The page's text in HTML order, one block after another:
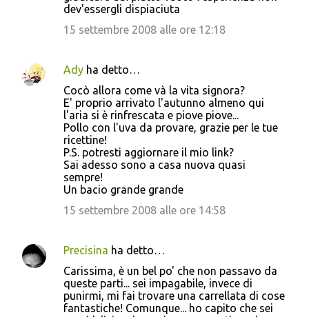
dev'essergli dispiaciuta
15 settembre 2008 alle ore 12:18
Ady ha detto…
Cocò allora come và la vita signora?
E' proprio arrivato l'autunno almeno qui
l'aria si è rinfrescata e piove piove...
Pollo con l'uva da provare, grazie per le tue
ricettine!
P.S. potresti aggiornare il mio link?
Sai adesso sono a casa nuova quasi
sempre!
Un bacio grande grande
15 settembre 2008 alle ore 14:58
Precisina ha detto…
Carissima, è un bel po' che non passavo da
queste parti... sei impagabile, invece di
punirmi, mi fai trovare una carrellata di cose
fantastiche! Comunque... ho capito che sei